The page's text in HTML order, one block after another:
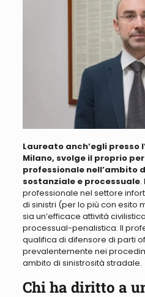
Laureato anch’egli presso
Milano, svolge il proprio
professionale nell’ambito
sostanziale e processuale.
professionale nel settore
di sinistri (per lo più con esito
sia un’efficace attività
processual-penalistica. Il
qualifica di difensore di parti
prevalentemente nei
ambito di sinistrosità stradale.
Chi ha diritto a